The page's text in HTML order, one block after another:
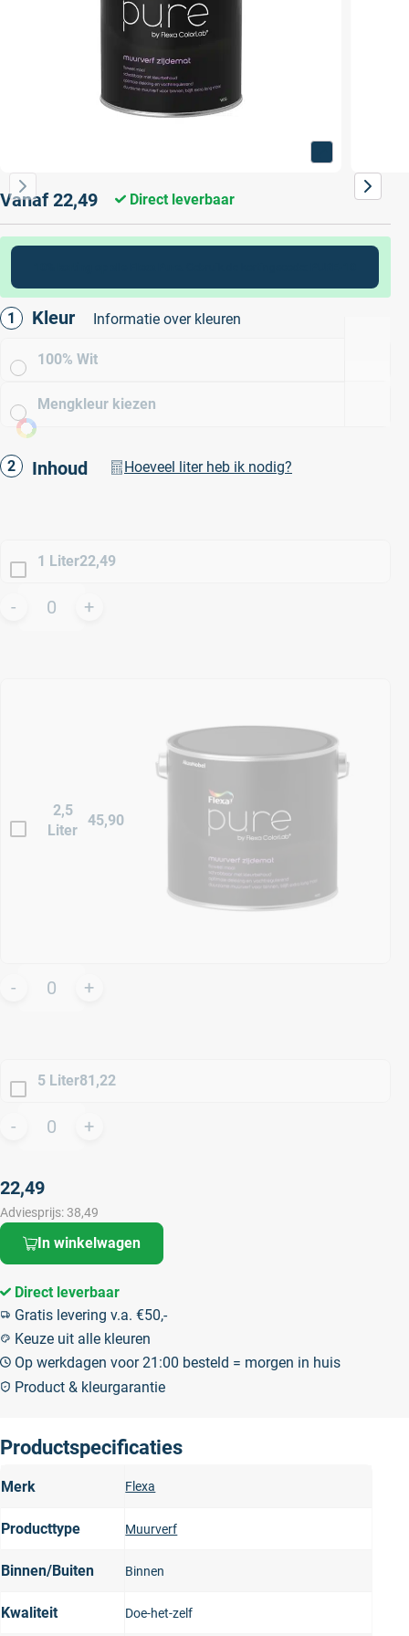
Vanaf 22,49 Direct leverbaar
Kleur Informatie over kleuren
100% Wit
Mengkleur kiezen
Inhoud Hoeveel liter heb ik nodig?
1 Liter22,49
2,5
Liter
45,90
5 Liter81,22
22,49
Adviesprijs: 38,49
In winkelwagen
Direct leverbaar
Gratis levering v.a. €50,-
Keuze uit alle kleuren
Op werkdagen voor 21:00 besteld = morgen in huis
Product & kleurgarantie
Productspecificaties
Merk Flexa
Producttype Muurverf
Binnen/Buiten Binnen
Kwaliteit Doe-het-zelf